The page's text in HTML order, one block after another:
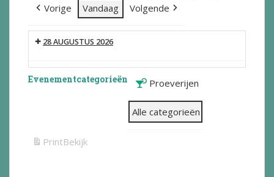
Vorige Vandaag Volgende
28 AUGUSTUS 2026
Evenementcategorieën Proeverijen
Alle categorieën
PrintBekijk